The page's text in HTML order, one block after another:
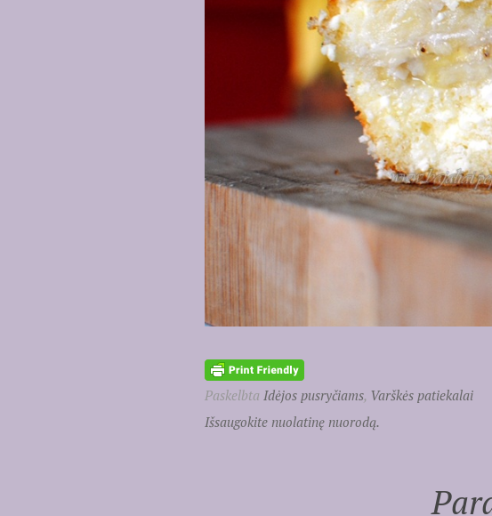
Paskelbta Idėjos pusryčiams, Varškės patiekalai
Išsaugokite nuolatinę nuorodą.